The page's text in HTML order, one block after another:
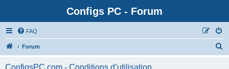
Configs PC - Forum
FAQ
Forum
ConfigsPC.com - Conditions d’utilisation